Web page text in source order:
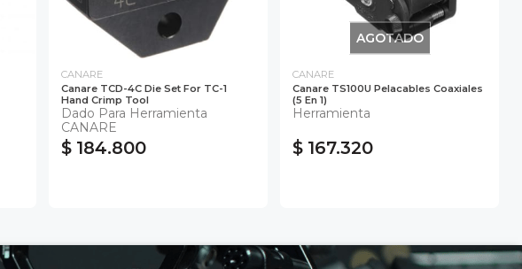
CANARE
Canare TCD-4C Die Set For TC-1
Hand Crimp Tool
Dado Para Herramienta
CANARE
$ 184.800
AGOTADO
CANARE
Canare TS100U Pelacables Coaxiales
(5 En 1)
Herramienta
$ 167.320